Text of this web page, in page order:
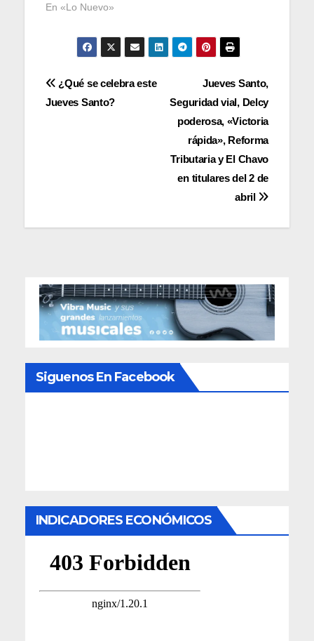
En «Lo Nuevo»
Navegación
Jueves Santo,
Seguridad vial, Delcy
poderosa, «Victoria
rápida», Reforma
Tributaria y El Chavo
en titulares del 2 de
abril
¿Qué se celebra este
Jueves Santo?
Siguenos En Facebook
INDICADORES ECONÓMICOS